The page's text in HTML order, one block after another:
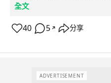
全文
40 5 ↗ 分享
ADVERTISEMENT